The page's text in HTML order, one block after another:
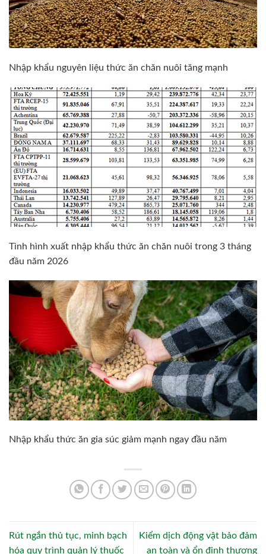
Nhập khẩu nguyên liệu thức ăn chăn nuôi tăng mạnh
Tình hình xuất nhập khẩu thức ăn chăn nuôi trong 3 tháng
đầu năm 2026
Nhập khẩu thức ăn gia súc giảm mạnh ngay đầu năm
Rút ngắn thủ tục, minh bạch
hóa quy trình quản lý thuốc
Kiểm dịch động vật bảo đảm
an toàn và ổn định thương